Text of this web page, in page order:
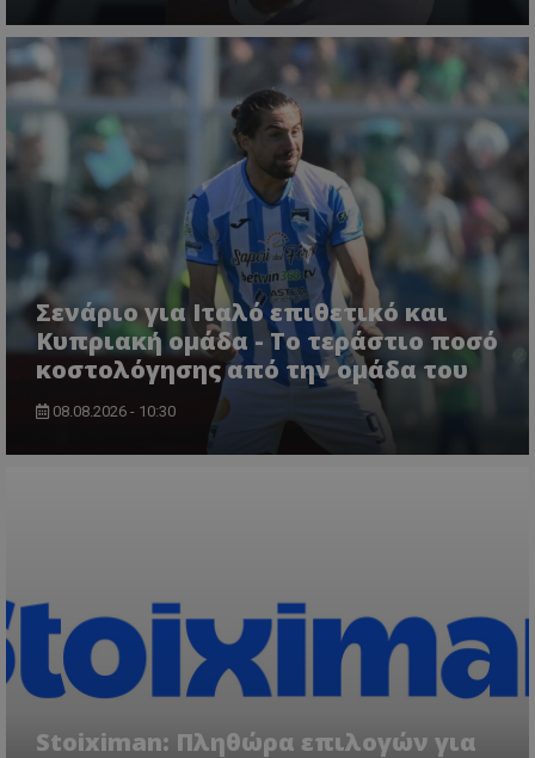
Σενάριο για Ιταλό επιθετικό και
Κυπριακή ομάδα - Το τεράστιο ποσό
κοστολόγησης από την ομάδα του
08.08.2026 - 10:30
Stoiximan: Πληθώρα επιλογών για